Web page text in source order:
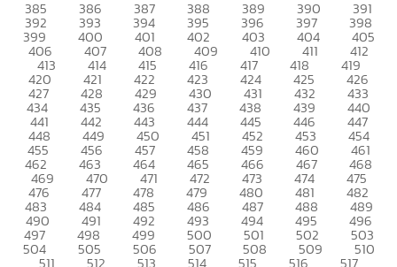
385 386 387 388 389 390 391
392 393 394 395 396 397 398
399 400 401 402 403 404 405
406 407 408 409 410 411 412
413 414 415 416 417 418 419
420 421 422 423 424 425 426
427 428 429 430 431 432 433
434 435 436 437 438 439 440
441 442 443 444 445 446 447
448 449 450 451 452 453 454
455 456 457 458 459 460 461
462 463 464 465 466 467 468
469 470 471 472 473 474 475
476 477 478 479 480 481 482
483 484 485 486 487 488 489
490 491 492 493 494 495 496
497 498 499 500 501 502 503
504 505 506 507 508 509 510
511 512 513 514 515 516 517